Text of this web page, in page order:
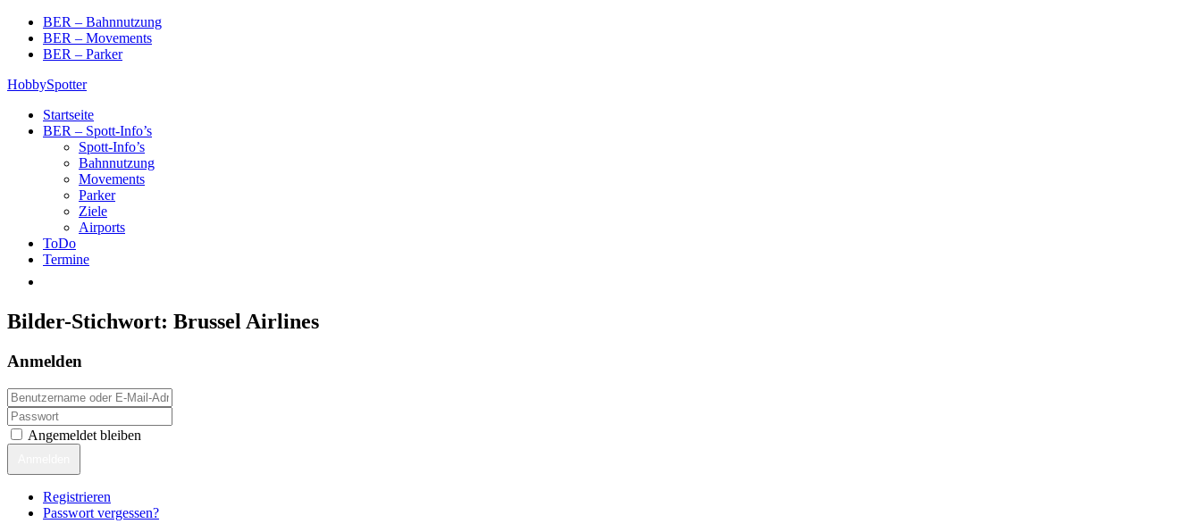
Skip
content
BER – Bahnnutzung
BER – Movements
BER – Parker
HobbySpotter
Startseite
BER – Spott-Info’s
Spott-Info’s
Bahnnutzung
Movements
Parker
Ziele
Airports
ToDo
Termine
Bilder-Stichwort: Brussel Airlines
Anmelden
Angemeldet bleiben
Registrieren
Passwort vergessen?